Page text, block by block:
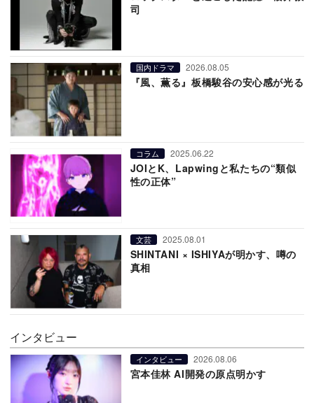
司
国内ドラマ 2026.08.05
『風、薫る』板橋駿谷の安心感が光る
コラム 2025.06.22
JOIとK、Lapwingと私たちの“類似
性の正体”
文芸 2025.08.01
SHINTANI × ISHIYAが明かす、噂の
真相
インタビュー
インタビュー 2026.08.06
宮本佳林 AI開発の原点明かす